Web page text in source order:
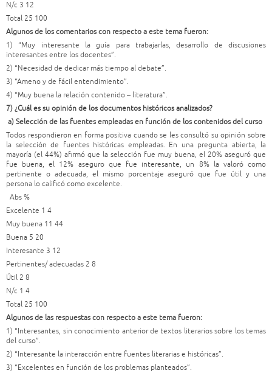
N/c 3 12
Total 25 100
Algunos de los comentarios con respecto a este tema fueron:
1) “Muy interesante la guía para trabajarlas, desarrollo de discusiones
interesantes entre los docentes”.
2) “Necesidad de dedicar más tiempo al debate”.
3) “Ameno y de fácil entendimiento”.
4) “Muy buena la relación contenido – literatura”.
7) ¿Cuál es su opinión de los documentos históricos analizados?
a) Selección de las fuentes empleadas en función de los contenidos del curso
Todos respondieron en forma positiva cuando se les consultó su opinión sobre
la selección de fuentes históricas empleadas. En una pregunta abierta, la
mayoría (el 44%) afirmó que la selección fue muy buena, el 20% aseguró que
fue buena, el 12% aseguro que fue interesante, un 8% la valoró como
pertinente o adecuada, el mismo porcentaje aseguró que fue útil y una
persona lo calificó como excelente.
Abs %
Excelente 1 4
Muy buena 11 44
Buena 5 20
Interesante 3 12
Pertinentes/ adecuadas 2 8
Útil 2 8
N/c 1 4
Total 25 100
Algunos de las respuestas con respecto a este tema fueron:
1) “Interesantes, sin conocimiento anterior de textos literarios sobre los temas
del curso”.
2) “Interesante la interacción entre fuentes literarias e históricas”.
3) “Excelentes en función de los problemas planteados”.